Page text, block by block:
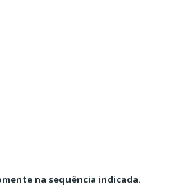
na sequência indicada.